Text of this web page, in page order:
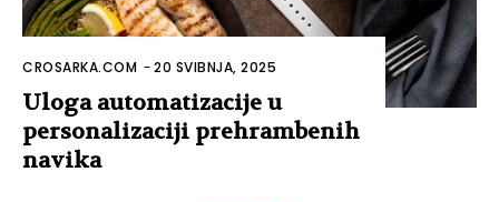
CROSARKA.COM -20 SVIBNJA, 2025
Uloga automatizacije u
personalizaciji prehrambenih
navika